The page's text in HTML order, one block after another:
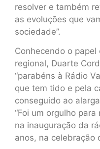
resolver e também
as evoluções que
sociedade”.
Conhecendo o
regional, Duarte
“parabéns à Rádio
que tem tido e pela
conseguido ao
“Foi um orgulho
na inauguração da
anos, na celebração